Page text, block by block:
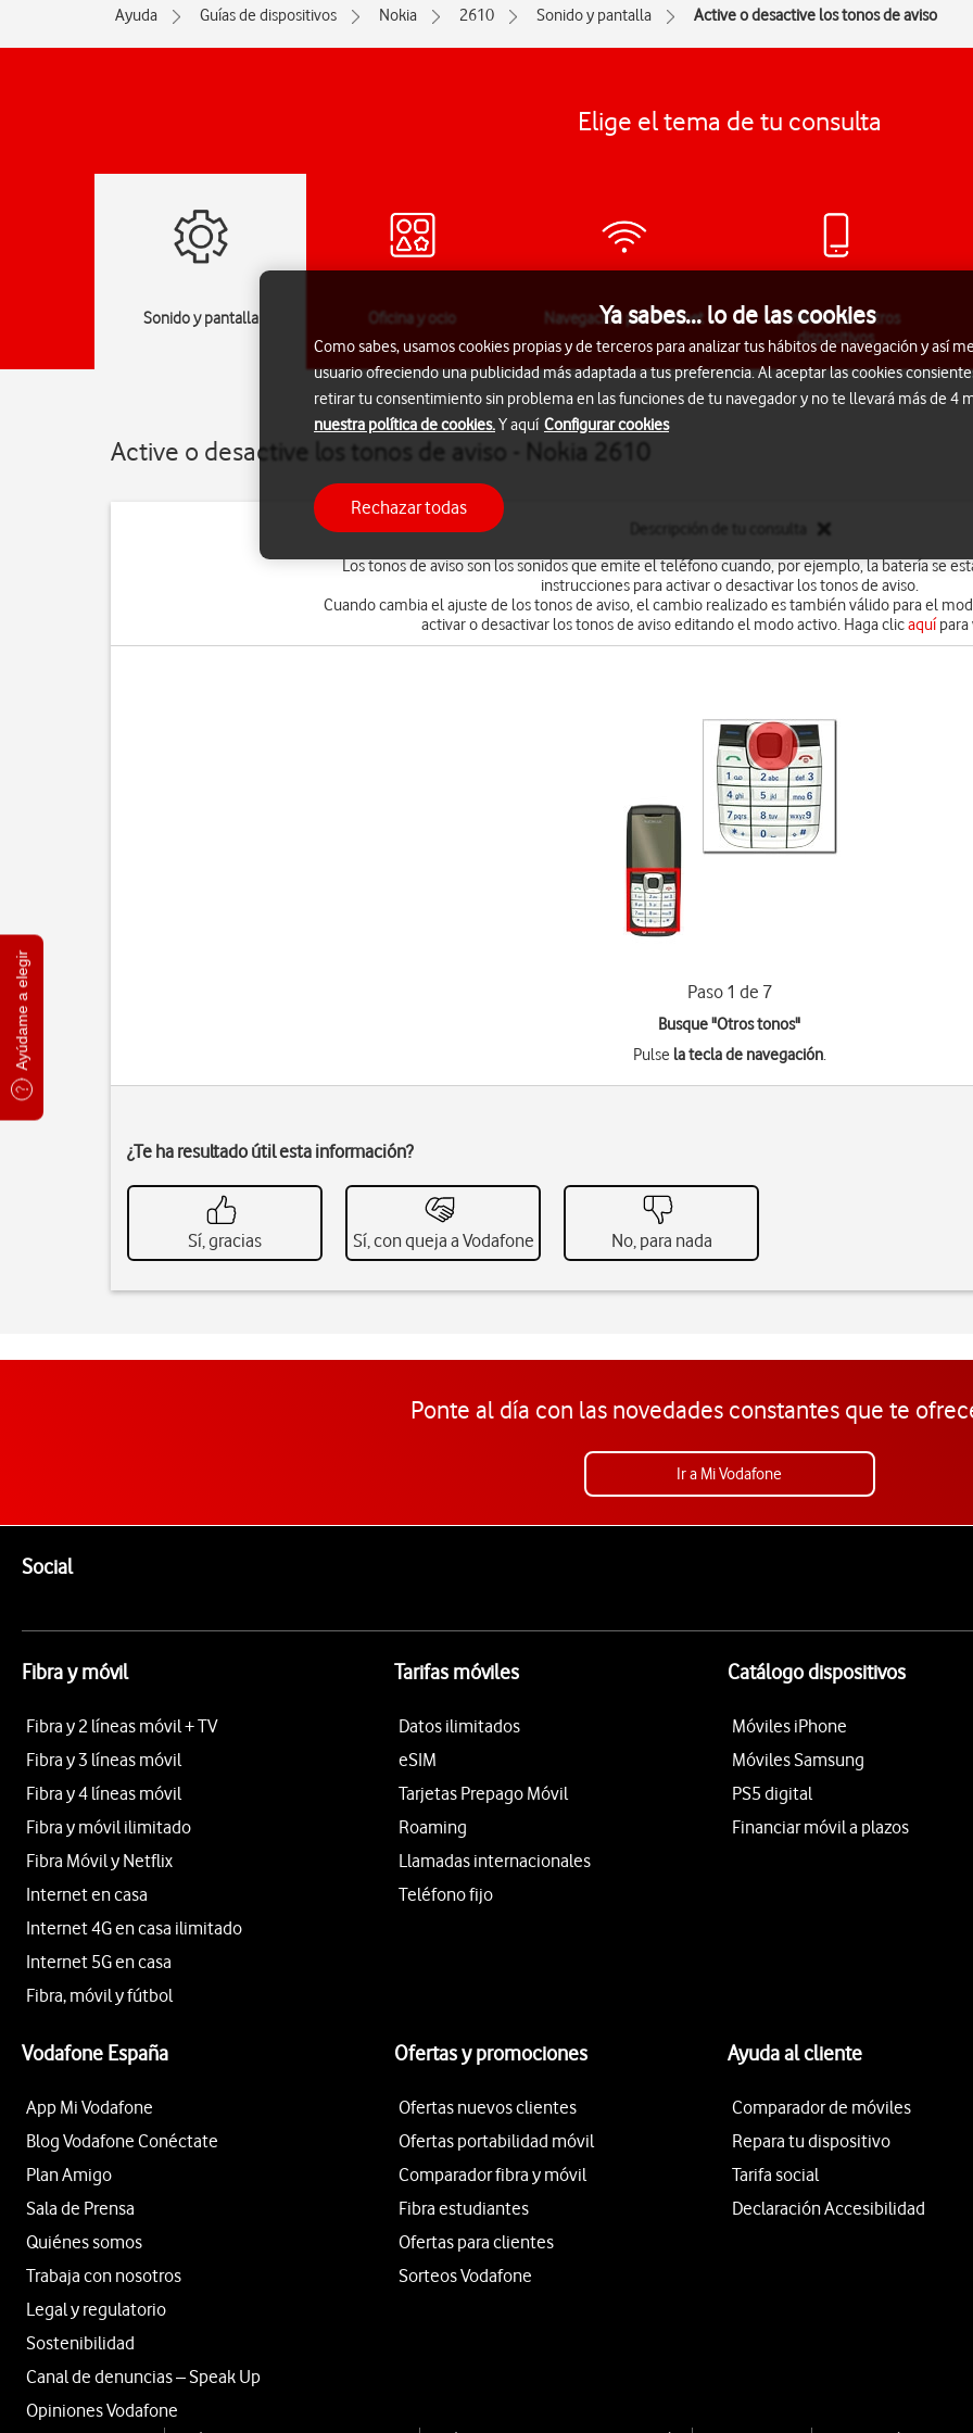
Ayúdame a elegir
Ayuda Guías de dispositivos Nokia 2610 Sonido y pantalla Active o desactive los tonos de aviso
Elige el tema de tu consulta
Sonido y pantalla Oficina y ocio Navegación por Internet
Conexión con otros
dispositivos
Active o desactive los tonos de aviso - Nokia 2610
Los tonos de aviso son los sonidos que emite el teléfono cuando, por ejemplo, la batería se
instrucciones para activar o desactivar los tonos de aviso.
Cuando cambia el ajuste de los tonos de aviso, el cambio realizado es también válido para el
activar o desactivar los tonos de aviso editando el modo activo. Haga clicaquípara
Paso 1 de 7
Busque "Otros tonos"
Pulse la tecla de navegación.
¿Te ha resultado útil esta información?
Sí, gracias Sí, con queja a Vodafone No, para nada
Ponte al día con las novedades constantes que te
Ir a Mi Vodafone
SocialEnlaces a las redes sociales de Vodafone
Fibra y móvil
Fibra y 2 líneas móvil + TV
Fibra y 3 líneas móvil
Fibra y 4 líneas móvil
Fibra y móvil ilimitado
Fibra Móvil y Netflix
Internet en casa
Internet 4G en casa ilimitado
Internet 5G en casa
Fibra, móvil y fútbol
Tarifas móviles
Datos ilimitados
eSIM
Tarjetas Prepago Móvil
Roaming
Llamadas internacionales
Teléfono fijo
Catálogo dispositivos
Móviles iPhone
Móviles Samsung
PS5 digital
Financiar móvil a plazos
Vodafone España
App Mi Vodafone
Blog Vodafone Conéctate
Plan Amigo
Sala de Prensa
Quiénes somos
Trabaja con nosotros
Legal y regulatorio
Sostenibilidad
Canal de denuncias – Speak Up
Opiniones Vodafone
Ofertas y promociones
Ofertas nuevos clientes
Ofertas portabilidad móvil
Comparador fibra y móvil
Fibra estudiantes
Ofertas para clientes
Sorteos Vodafone
Ayuda al cliente
Comparador de móviles
Repara tu dispositivo
Tarifa social
Declaración Accesibilidad
Ya sabes... lo de las cookies
Como sabes, usamos cookies propias y de terceros para analizar tus hábitos de navegación y así
usuario ofreciendo una publicidad más adaptada a tus preferencia. Al aceptar las cookies
retirar tu consentimiento sin problema en las funciones de tu navegador y no te llevará más de 4
nuestra política de cookies.Y aquí Configurar cookies
Rechazar todas